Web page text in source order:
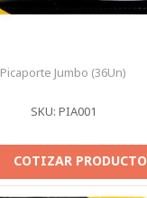
Picaporte Jumbo (36Un)
SKU: PIA001
COTIZAR PRODUCTO